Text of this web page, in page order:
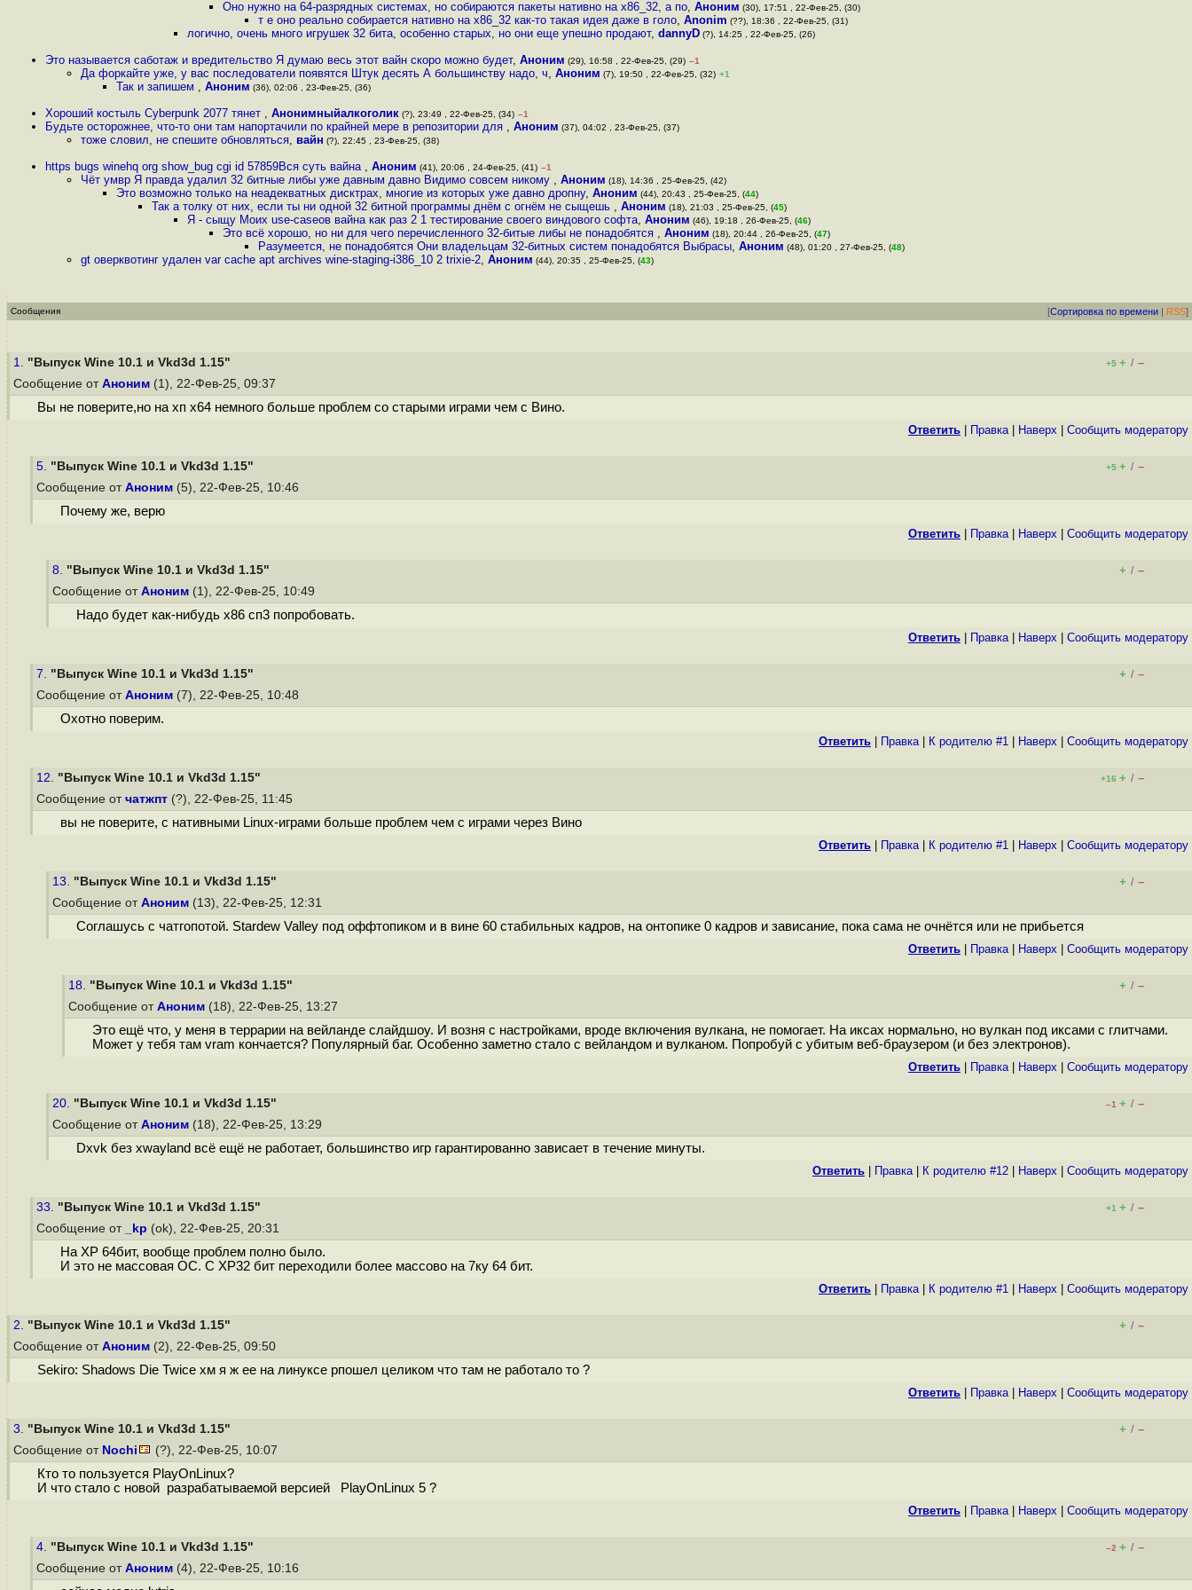
Оно нужно на 64-разрядных системах, но собираются пакеты нативно на x86_32, а по, Аноним (30), 17:51 , 22-Фев-25, (30)
т е оно реально собирается нативно на x86_32 как-то такая идея даже в голо, Anonim (??), 18:36 , 22-Фев-25, (31)
логично, очень много игрушек 32 бита, особенно старых, но они еще упешно продают, dannyD (?), 14:25 , 22-Фев-25, (26)
Это называется саботаж и вредительство Я думаю весь этот вайн скоро можно будет, Аноним (29), 16:58 , 22-Фев-25, (29) –1
Да форкайте уже, у вас последователи появятся Штук десять А большинству надо, ч, Аноним (7), 19:50 , 22-Фев-25, (32) +1
Так и запишем , Аноним (36), 02:06 , 23-Фев-25, (36)
Хороший костыль Cyberpunk 2077 тянет , Анонимныйалкоголик (?), 23:49 , 22-Фев-25, (34) –1
Будьте осторожнее, что-то они там напортачили по крайней мере в репозитории для , Аноним (37), 04:02 , 23-Фев-25, (37)
тоже словил, не спешите обновляться, вайн (?), 22:45 , 23-Фев-25, (38)
https bugs winehq org show_bug cgi id 57859Вся суть вайна , Аноним (41), 20:06 , 24-Фев-25, (41) –1
Чёт умвр Я правда удалил 32 битные либы уже давным давно Видимо совсем никому , Аноним (18), 14:36 , 25-Фев-25, (42)
Это возможно только на неадекватных дисктрах, многие из которых уже давно дропну, Аноним (44), 20:43 , 25-Фев-25, (44)
Так а толку от них, если ты ни одной 32 битной программы днём с огнём не сыщешь , Аноним (18), 21:03 , 25-Фев-25, (45)
Я - сыщу Моих use-caseов вайна как раз 2 1 тестирование своего виндового софта, Аноним (46), 19:18 , 26-Фев-25, (46)
Это всё хорошо, но ни для чего перечисленного 32-битые либы не понадобятся , Аноним (18), 20:44 , 26-Фев-25, (47)
Разумеется, не понадобятся Они владельцам 32-битных систем понадобятся Выбрасы, Аноним (48), 01:20 , 27-Фев-25, (48)
gt оверквотинг удален var cache apt archives wine-staging-i386_10 2 trixie-2, Аноним (44), 20:35 , 25-Фев-25, (43)
Сообщения [Сортировка по времени | RSS]
1. "Выпуск Wine 10.1 и Vkd3d 1.15" +5 + / –
Сообщение от Аноним (1), 22-Фев-25, 09:37
Вы не поверите,но на хп х64 немного больше проблем со старыми играми чем с Вино.
Ответить Правка| Наверх Cообщить модератору
5. "Выпуск Wine 10.1 и Vkd3d 1.15" +5 + / –
Сообщение от Аноним (5), 22-Фев-25, 10:46
Почему же, верю
Ответить Правка| Наверх Cообщить модератору
8. "Выпуск Wine 10.1 и Vkd3d 1.15" + / –
Сообщение от Аноним (1), 22-Фев-25, 10:49
Надо будет как-нибудь х86 сп3 попробовать.
Ответить Правка| Наверх Cообщить модератору
7. "Выпуск Wine 10.1 и Vkd3d 1.15" + / –
Сообщение от Аноним (7), 22-Фев-25, 10:48
Охотно поверим.
Ответить Правка| К родителю #1 Наверх Cообщить модератору
12. "Выпуск Wine 10.1 и Vkd3d 1.15" +16 + / –
Сообщение от чатжпт (?), 22-Фев-25, 11:45
вы не поверите, с нативными Linux-играми больше проблем чем с играми через Вино
Ответить Правка| К родителю #1 Наверх Cообщить модератору
13. "Выпуск Wine 10.1 и Vkd3d 1.15" + / –
Сообщение от Аноним (13), 22-Фев-25, 12:31
Соглашусь с чатгопотой. Stardew Valley под оффтопиком и в вине 60 стабильных кадров, на онтопике 0 кадров и зависание, пока сама не очнётся или не прибьется
Ответить Правка| Наверх Cообщить модератору
18. "Выпуск Wine 10.1 и Vkd3d 1.15" + / –
Сообщение от Аноним (18), 22-Фев-25, 13:27
Это ещё что, у меня в террарии на вейланде слайдшоу. И возня с настройками, вроде включения вулкана, не помогает. На иксах нормально, но вулкан под иксами с глитчами.
Может у тебя там vram кончается? Популярный баг. Особенно заметно стало с вейландом и вулканом. Попробуй с убитым веб-браузером (и без электронов).
Ответить Правка| Наверх Cообщить модератору
20. "Выпуск Wine 10.1 и Vkd3d 1.15" –1 + / –
Сообщение от Аноним (18), 22-Фев-25, 13:29
Dxvk без xwayland всё ещё не работает, большинство игр гарантированно зависает в течение минуты.
Ответить Правка| К родителю #12 Наверх Cообщить модератору
33. "Выпуск Wine 10.1 и Vkd3d 1.15" +1 + / –
Сообщение от
_kp (ok), 22-Фев-25, 20:31
На ХР 64бит, вообще проблем полно было.
И это не массовая ОС. С ХР32 бит переходили более массово на 7ку 64 бит.
Ответить Правка| К родителю #1 Наверх Cообщить модератору
2. "Выпуск Wine 10.1 и Vkd3d 1.15" + / –
Сообщение от Аноним (2), 22-Фев-25, 09:50
Sekiro: Shadows Die Twice хм я ж ее на линуксе рпошел целиком что там не работало то ?
Ответить Правка| Наверх Cообщить модератору
3. "Выпуск Wine 10.1 и Vkd3d 1.15" + / –
Сообщение от Nochi (?), 22-Фев-25, 10:07
Кто то пользуется PlayOnLinux?
И что стало с новой разрабатываемой версией PlayOnLinux 5 ?
Ответить Правка| Наверх Cообщить модератору
4. "Выпуск Wine 10.1 и Vkd3d 1.15" –2 + / –
Сообщение от Аноним (4), 22-Фев-25, 10:16